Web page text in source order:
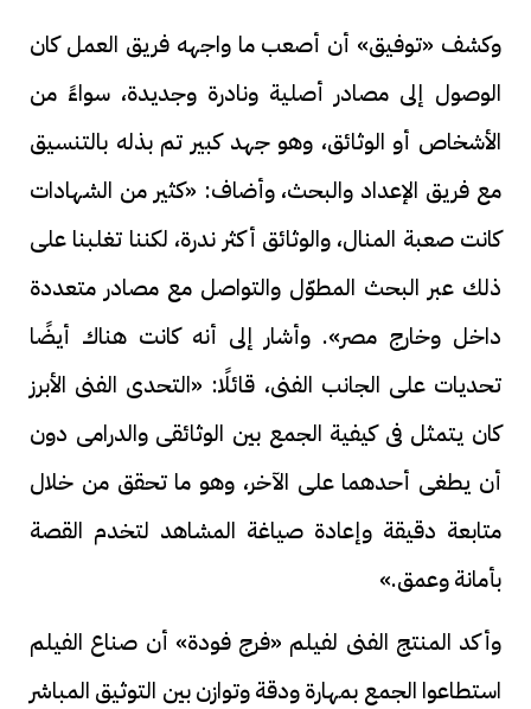
وكشف «توفيق» أن أصعب ما واجهه فريق العمل كان
الوصول إلى مصادر أصلية ونادرة وجديدة، سواءً من
الأشخاص أو الوثائق، وهو جهد كبير تم بذله بالتنسيق
مع فريق الإعداد والبحث، وأضاف: «كثير من الشهادات
كانت صعبة المنال، والوثائق أكثر ندرة، لكننا تغلبنا على
ذلك عبر البحث المطوّل والتواصل مع مصادر متعددة
داخل وخارج مصر». وأشار إلى أنه كانت هناك أيضًا
تحديات على الجانب الفنى، قائلًا: «التحدى الفنى الأبرز
كان يتمثل فى كيفية الجمع بين الوثائقى والدرامى دون
أن يطغى أحدهما على الآخر، وهو ما تحقق من خلال
متابعة دقيقة وإعادة صياغة المشاهد لتخدم القصة
بأمانة وعمق.»
وأكد المنتج الفنى لفيلم «فرج فودة» أن صناع الفيلم
استطاعوا الجمع بمهارة ودقة وتوازن بين التوثيق المباشر